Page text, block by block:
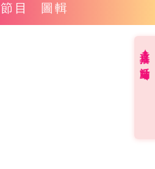
節目 圖輯
直播✦活動